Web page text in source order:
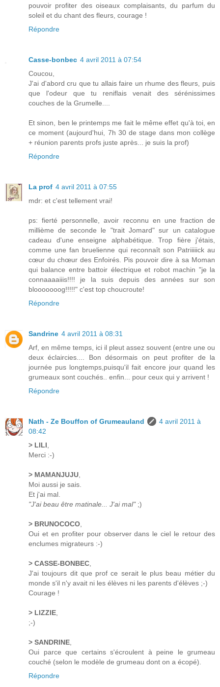
pouvoir profiter des oiseaux complaisants, du parfum du
soleil et du chant des fleurs, courage !
Répondre
Casse-bonbec 4 avril 2011 à 07:54
Coucou,
J'ai d'abord cru que tu allais faire un rhume des fleurs, puis
que l'odeur que tu reniflais venait des sérénissimes
couches de la Grumelle....
Et sinon, ben le printemps me fait le même effet qu'à toi, en
ce moment (aujourd'hui, 7h 30 de stage dans mon collège
+ réunion parents profs juste après... je suis la prof)
Répondre
La prof 4 avril 2011 à 07:55
mdr: et c'est tellement vrai!
ps: fierté personnelle, avoir reconnu en une fraction de
millième de seconde le "trait Jomard" sur un catalogue
cadeau d'une enseigne alphabétique. Trop fière j'étais,
comme une fan bruelienne qui reconnaît son Patriiiiick au
cœur du chœur des Enfoirés. Pis pouvoir dire à sa Moman
qui balance entre battoir électrique et robot machin "je la
connaaaaiiis!!!! je la suis depuis des années sur son
blooooooog!!!!!" c'est top choucroute!
Répondre
Sandrine 4 avril 2011 à 08:31
Arf, en même temps, ici il pleut assez souvent (entre une ou
deux éclaircies.... Bon désormais on peut profiter de la
journée pus longtemps,puisqu'il fait encore jour quand les
grumeaux sont couchés.. enfin... pour ceux qui y arrivent !
Répondre
Nath - Ze Bouffon of Grumeauland
4 avril 2011 à
08:42
> LILI
Merci :-)
> MAMANJUJU
Moi aussi je sais.
Et j'ai mal.
"J'ai beau être matinale... J'ai mal";)
> BRUNOCOCO
Oui et en profiter pour observer dans le ciel le retour des
enclumes migrateurs :-)
> CASSE-BONBEC
J'ai toujours dit que prof ce serait le plus beau métier du
monde s'il n'y avait ni les élèves ni les parents d'élèves ;-)
Courage !
> LIZZIE
;-)
> SANDRINE
Oui parce que certains s'écroulent à peine le grumeau
couché (selon le modèle de grumeau dont on a écopé).
Répondre